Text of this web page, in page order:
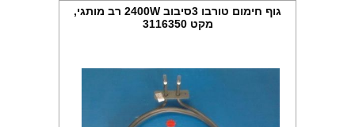
גוף חימום טורבו 3סיבוב 2400W רב מותגי,
מקט 3116350